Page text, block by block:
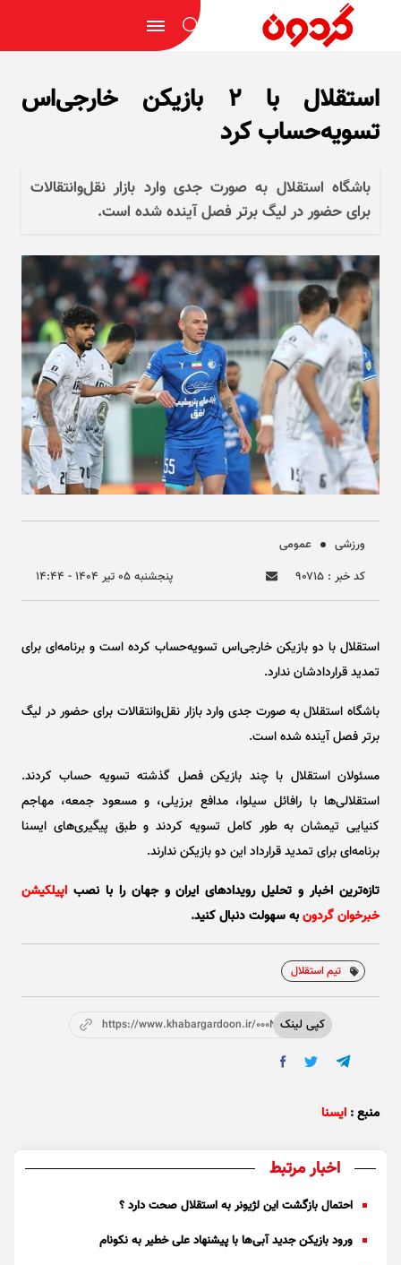
استقلال با ۲ بازیکن خارجی‌اس
تسویه‌حساب کرد
باشگاه استقلال به صورت جدی وارد بازار نقل‌وانتقالات
برای حضور در لیگ برتر فصل آینده شده است.
ورزشی
عمومی
کد خبر : ۹۰۷۱۵
پنجشنبه ۰۵ تير ۱۴۰۴ - ۱۴:۴۴
استقلال با دو بازیکن خارجی‌اس تسویه‌حساب کرده است و برنامه‌ای برای
تمدید قراردادشان ندارد.
باشگاه استقلال به صورت جدی وارد بازار نقل‌وانتقالات برای حضور در لیگ
برتر فصل آینده شده است.
مسئولان استقلال با چند بازیکن فصل گذشته تسویه حساب کردند.
استقلالی‌ها با رافائل سیلوا، مدافع برزیلی، و مسعود جمعه، مهاجم
کنیایی تیمشان به طور کامل تسویه کردند و طبق پیگیری‌های ایسنا
برنامه‌ای برای تمدید قرارداد این دو بازیکن ندارند.
تازه‌ترین اخبار و تحلیل‌ رویدادهای ایران و جهان را با نصب اپیلکیشن
خبرخوان گردونبه سهولت دنبال کنید.
تیم استقلال
کپی لینکhttps://www.khabargardoon.ir/000Nb9
منبع : ایسنا
اخبار مرتبط
احتمال بازگشت این لژیونر به استقلال صحت دارد ؟
ورود بازیکن جدید آبی‌ها با پیشنهاد علی خطیر به نکونام